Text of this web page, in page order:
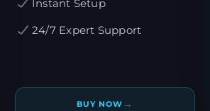
Instant Setup
24/7 Expert Support
BUY NOW →